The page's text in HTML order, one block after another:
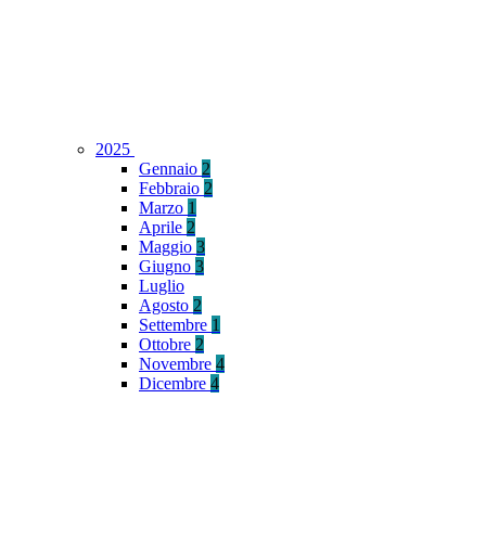
2025
Gennaio 2
Febbraio 2
Marzo 1
Aprile 2
Maggio 3
Giugno 3
Luglio
Agosto 2
Settembre 1
Ottobre 2
Novembre 4
Dicembre 4